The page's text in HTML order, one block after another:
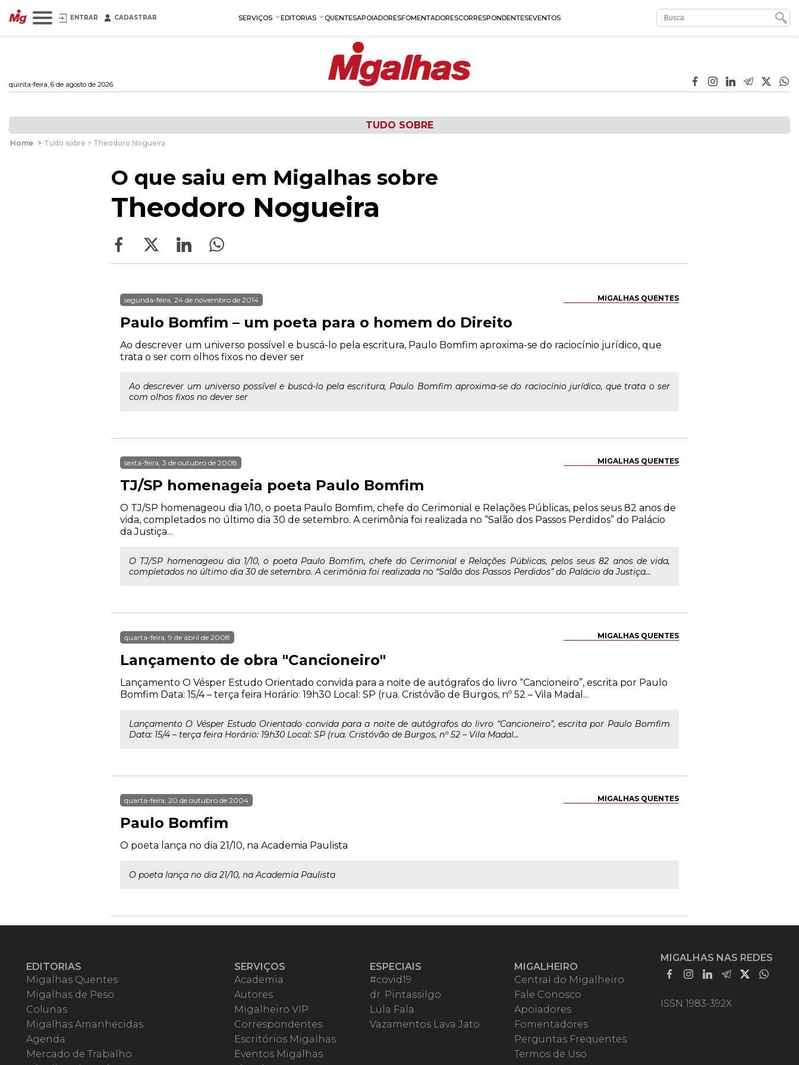
ENTRAR CADASTRAR SERVIÇOS EDITORIAS QUENTESAPOIADORESFOMENTADORESCORRESPONDENTESEVENTOS
quinta-feira, 6 de agosto de 2026
TUDO SOBRE
Home > Tudo sobre > Theodoro Nogueira
O que saiu em Migalhas sobre
Theodoro Nogueira
MIGALHAS QUENTES
segunda-feira, 24 de novembro de 2014
Paulo Bomfim – um poeta para o homem do Direito
Ao descrever um universo possível e buscá-lo pela escritura, Paulo Bomfim aproxima-se do raciocínio jurídico, que
trata o ser com olhos fixos no dever ser
Ao descrever um universo possível e buscá-lo pela escritura, Paulo Bomfim aproxima-se do raciocínio jurídico, que trata o ser
com olhos fixos no dever ser
MIGALHAS QUENTES
sexta-feira, 3 de outubro de 2008
TJ/SP homenageia poeta Paulo Bomfim
O TJ/SP homenageou dia 1/10, o poeta Paulo Bomfim, chefe do Cerimonial e Relações Públicas, pelos seus 82 anos de
vida, completados no último dia 30 de setembro. A cerimônia foi realizada no “Salão dos Passos Perdidos” do Palácio
da Justiça...
O TJ/SP homenageou dia 1/10, o poeta Paulo Bomfim, chefe do Cerimonial e Relações Públicas, pelos seus 82 anos de vida,
completados no último dia 30 de setembro. A cerimônia foi realizada no “Salão dos Passos Perdidos” do Palácio da Justiça...
MIGALHAS QUENTES
quarta-feira, 9 de abril de 2008
Lançamento de obra "Cancioneiro"
Lançamento O Vésper Estudo Orientado convida para a noite de autógrafos do livro “Cancioneiro”, escrita por Paulo
Bomfim Data: 15/4 – terça feira Horário: 19h30 Local: SP (rua. Cristóvão de Burgos, nº 52 – Vila Madal...
Lançamento O Vésper Estudo Orientado convida para a noite de autógrafos do livro “Cancioneiro”, escrita por Paulo Bomfim
Data: 15/4 – terça feira Horário: 19h30 Local: SP (rua. Cristóvão de Burgos, nº 52 – Vila Madal...
MIGALHAS QUENTES
quarta-feira, 20 de outubro de 2004
Paulo Bomfim
O poeta lança no dia 21/10, na Academia Paulista
O poeta lança no dia 21/10, na Academia Paulista
EDITORIAS
Migalhas Quentes
Migalhas de Peso
Colunas
Migalhas Amanhecidas
Agenda
Mercado de Trabalho
SERVIÇOS
Academia
Autores
Migalheiro VIP
Correspondentes
Escritórios Migalhas
Eventos Migalhas
ESPECIAIS
#covid19
dr. Pintassilgo
Lula Fala
Vazamentos Lava Jato
MIGALHEIRO
Central do Migalheiro
Fale Conosco
Apoiadores
Fomentadores
Perguntas Frequentes
Termos de Uso
MIGALHAS NAS REDES
ISSN 1983-392X